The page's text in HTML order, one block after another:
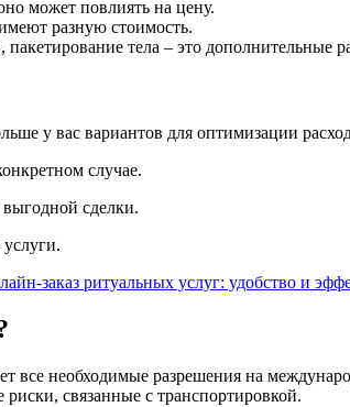
может повлиять на цену.
разную стоимость.
тела – это дополнительные
у вас вариантов для оптимизации
случае.
сделки.
заказ ритуальных услуг: удобство и
все необходимые разрешения на
связанные с транспортировкой.